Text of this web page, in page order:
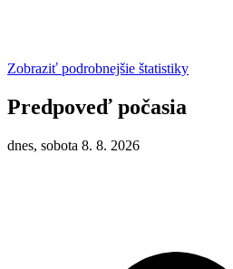
Zobraziť podrobnejšie štatistiky
Predpoveď počasia
dnes, sobota 8. 8. 2026